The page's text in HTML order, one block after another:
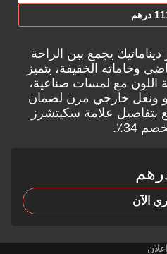
يجمع بين الراحة
وخاماته الخفيفة، يتميز
اللون مع لمسات صناعية،
ونعل خارجي مرن لضمان
بتفاصيل علامة سكيتشرز
34٪.
الآن